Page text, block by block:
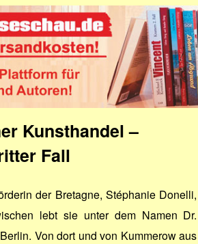
Kunsthandel –
Fall
der Bretagne, Stéphanie Donelli,
lebt sie unter dem Namen Dr.
Von dort und von Kummerow aus